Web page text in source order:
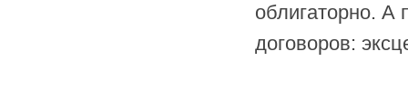
облигаторно. А
договоров: